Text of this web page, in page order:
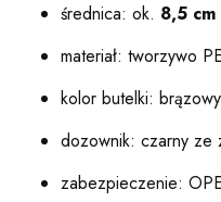
średnica: ok. 8,5 cm
materiał: tworzywo
kolor butelki:
dozownik: czarny ze
zabezpieczenie: